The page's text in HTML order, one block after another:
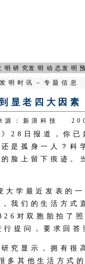
研究发明动态发明
发明时讯 － 专题信息
显老四大因
源：新浪科技
日报道，你已
是孤身一人？科
脸上留下痕迹。
大学最近发表的
我们的生活方式
对双胞胎拍了
提问，要求回
显示，拥有很
多其他生活方式